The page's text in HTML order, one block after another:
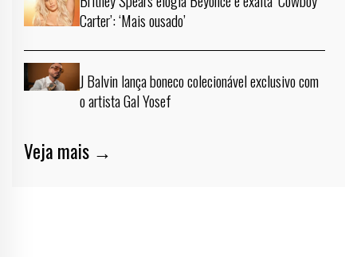
Carter’: ‘Mais ousado’
J Balvin lança boneco colecionável exclusivo com
o artista Gal Yosef
Veja mais →